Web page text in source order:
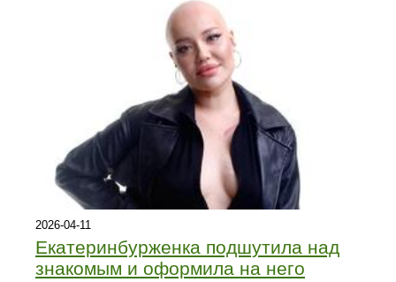
2026-04-11
Екатеринбурженка подшутила над
знакомым и оформила на него